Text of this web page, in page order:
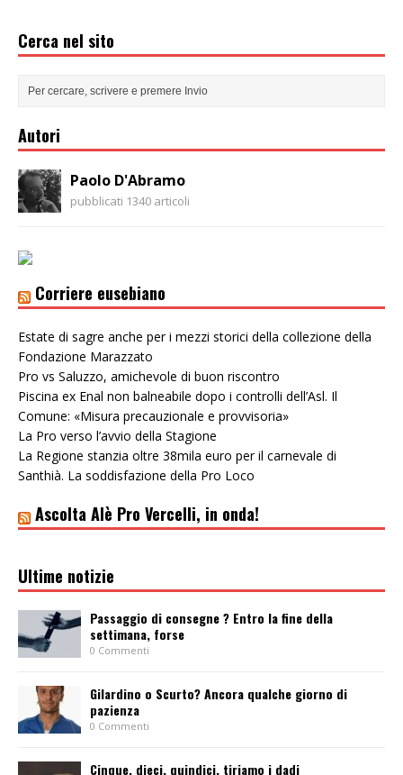
Cerca nel sito
Autori
Paolo D'Abramo
pubblicati 1340 articoli
Corriere eusebiano
Estate di sagre anche per i mezzi storici della collezione della
Fondazione Marazzato
Pro vs Saluzzo, amichevole di buon riscontro
Piscina ex Enal non balneabile dopo i controlli dell’Asl. Il
Comune: «Misura precauzionale e provvisoria»
La Pro verso l’avvio della Stagione
La Regione stanzia oltre 38mila euro per il carnevale di
Santhià. La soddisfazione della Pro Loco
Ascolta Alè Pro Vercelli, in onda!
Ultime notizie
Passaggio di consegne ? Entro la fine della
settimana, forse
0 Commenti
Gilardino o Scurto? Ancora qualche giorno di
pazienza
0 Commenti
Cinque, dieci, quindici, tiriamo i dadi